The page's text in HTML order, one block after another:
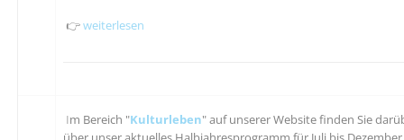
👉weiterlesen
Im Bereich "Kulturleben" auf unserer Website finden Sie